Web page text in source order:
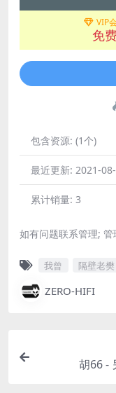
VIP
免费
包含资源: (1个)
最近更新: 2021-
累计销量: 3
如有问题联系管理;
我曾 隔壁老樊
ZERO-HIFI
胡66 -